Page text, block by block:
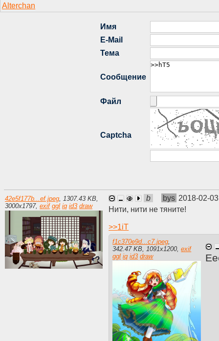
42e5f177b...ef.jpeg, 1307.43 KB,
3000x1797, exif ggl iq id3 draw
b bys 2018-02-
Нити, нити не тяните!
>>1iT
f1c370e9d...c7.jpeg
342.47 KB
1091x1200 ,exif
ggl iq id3 draw